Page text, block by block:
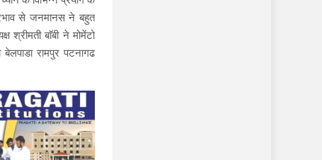
से जनमानस ने बहुत
बाॅबी ने मोमेंटो
रामपुर पटनागढ